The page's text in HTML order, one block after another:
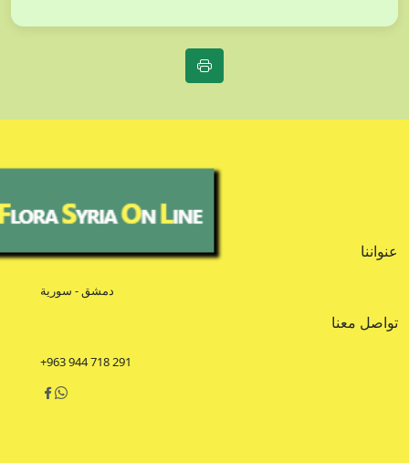
عنواننا
دمشق - سورية
تواصل معنا
+963 944 718 291